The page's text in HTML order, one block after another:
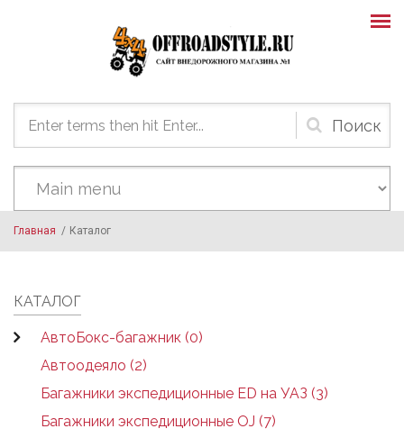
Форма
поиска
Главная / Каталог
КАТАЛОГ
АвтоБокс-багажник (0)
Автоодеяло (2)
Багажники экспедиционные ED на УАЗ (3)
Багажники экспедиционные OJ (7)